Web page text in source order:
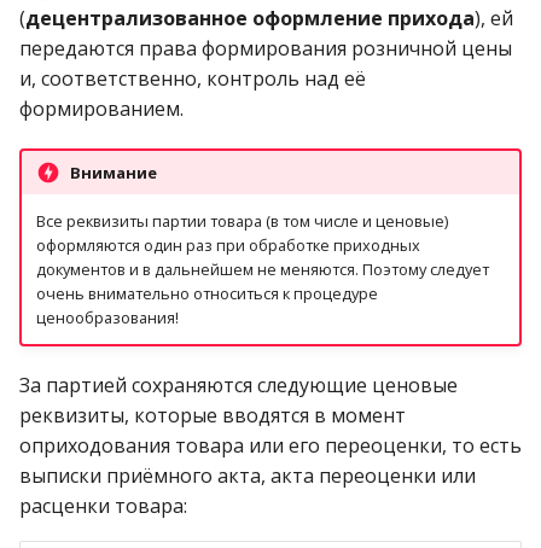
2023)
Реестр документов
Реестр документов
Реестр приходов от
поставщика
Реестр розничных цен
Справка о
Статотчёт по группам
товара (Генератор)
Формы 7-МЗ, 11-МЗ
операции»
Модуль «Торговые
технологии»
Работа с остатками
Работа со сроками
Работа с фасовкой
товара
Справочники
Услуги
Учет кассовых операций
Экспорт-импорт
данных
(децентрализованное оформление прихода), ей
передаются права формирования розничной цены
и, соответственно, контроль над её
формированием.
Внимание
Все реквизиты партии товара (в том числе и ценовые)
оформляются один раз при обработке приходных
документов и в дальнейшем не меняются. Поэтому следует
очень внимательно относиться к процедуре
ценообразования!
За партией сохраняются следующие ценовые
реквизиты, которые вводятся в момент
оприходования товара или его переоценки, то есть
выписки приёмного акта, акта переоценки или
расценки товара: